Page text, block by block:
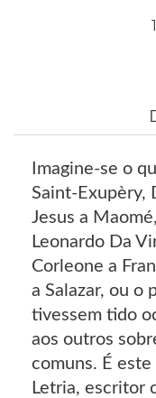
Imagine-se o
Saint-Exupèry,
Jesus a
Leonardo Da
Corleone a
a Salazar, ou o
tivessem tido
aos outros
comuns. É
Letria, escritor